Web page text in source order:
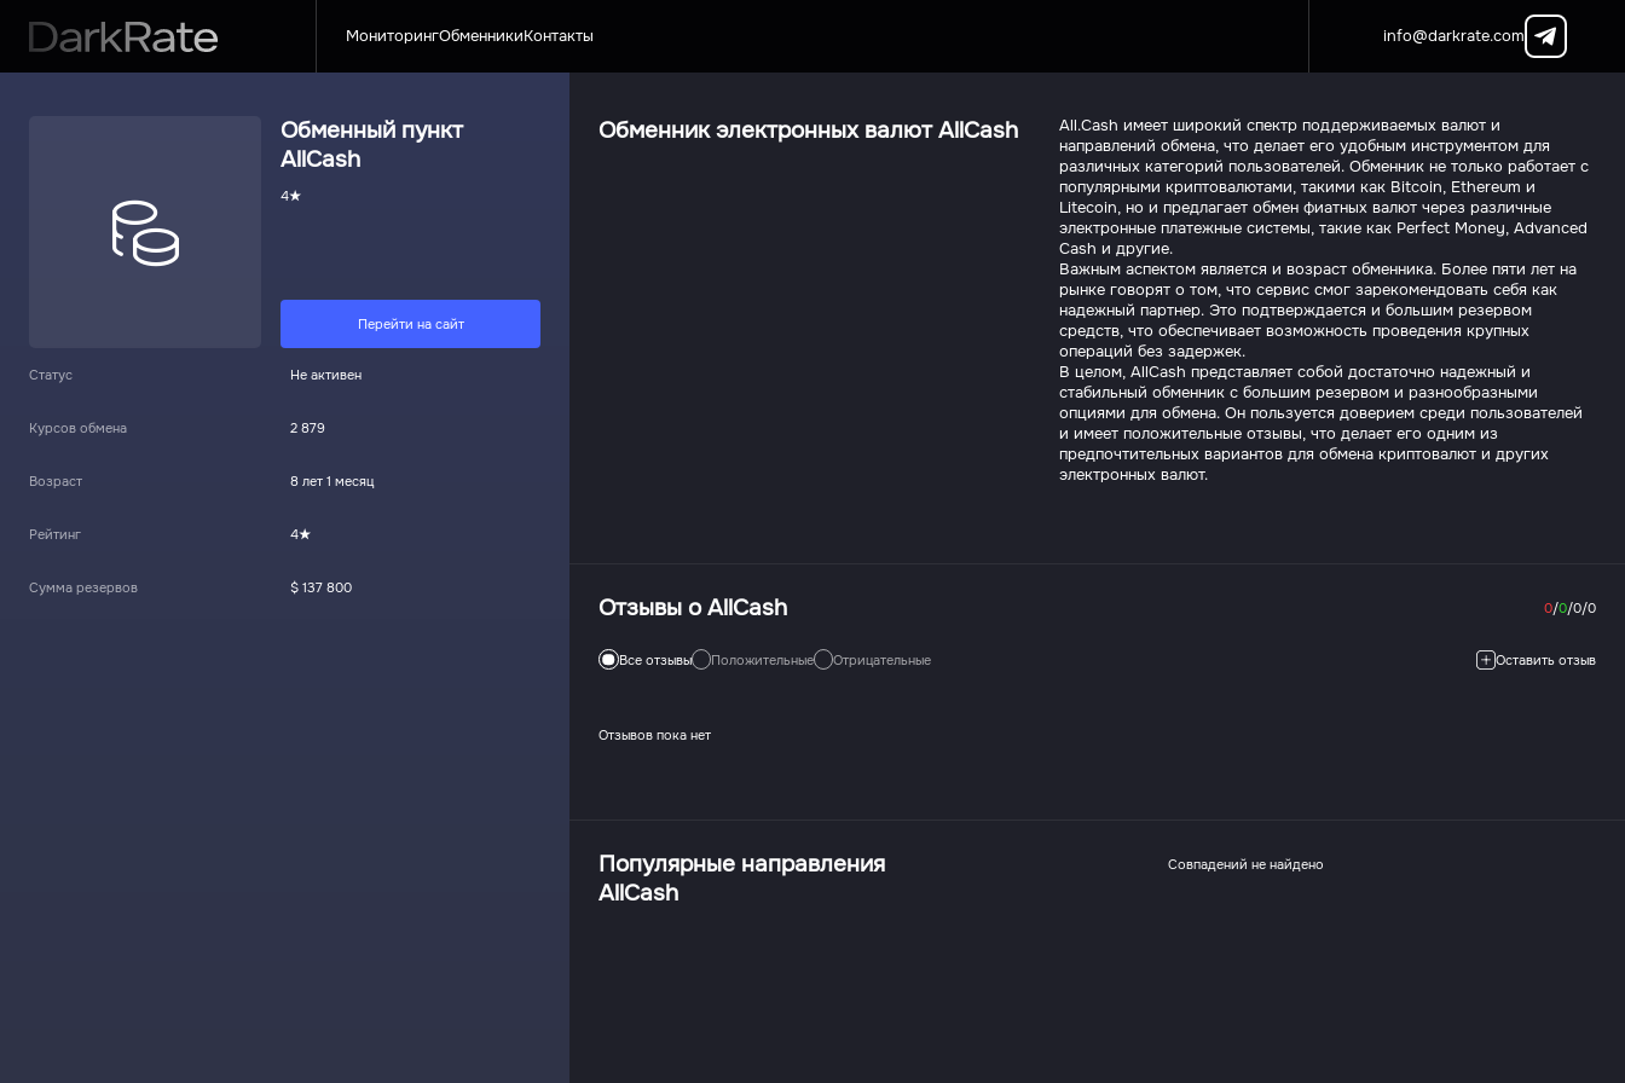
МониторингОбменникиКонтакты info@darkrate.com
Обменный пункт
AllCash
4
Перейти на сайт
Статус Не активен
Курсов обмена 2 879
Возраст 8 лет 1 месяц
Рейтинг 4
Сумма резервов $ 137 800
Обменник электронных валют AllCash
All.Cash имеет широкий спектр поддерживаемых валют и
направлений обмена, что делает его удобным инструментом для
различных категорий пользователей. Обменник не только работает с
популярными криптовалютами, такими как Bitcoin, Ethereum и
Litecoin, но и предлагает обмен фиатных валют через различные
электронные платежные системы, такие как Perfect Money, Advanced
Cash и другие.
Важным аспектом является и возраст обменника. Более пяти лет на
рынке говорят о том, что сервис смог зарекомендовать себя как
надежный партнер. Это подтверждается и большим резервом
средств, что обеспечивает возможность проведения крупных
операций без задержек.
В целом, AllCash представляет собой достаточно надежный и
стабильный обменник с большим резервом и разнообразными
опциями для обмена. Он пользуется доверием среди пользователей
и имеет положительные отзывы, что делает его одним из
предпочтительных вариантов для обмена криптовалют и других
электронных валют.
Отзывы о AllCash 0/0/0/0
Все отзывы Положительные Отрицательные Оставить отзыв
Отзывов пока нет
Популярные направления
AllCash
Совпадений не найдено